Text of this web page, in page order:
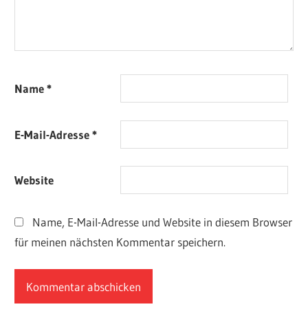
Name*
E-Mail-Adresse*
Website
Name, E-Mail-Adresse und Website in diesem Browser
für meinen nächsten Kommentar speichern.